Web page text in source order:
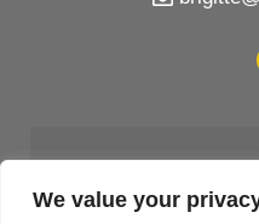
We value your